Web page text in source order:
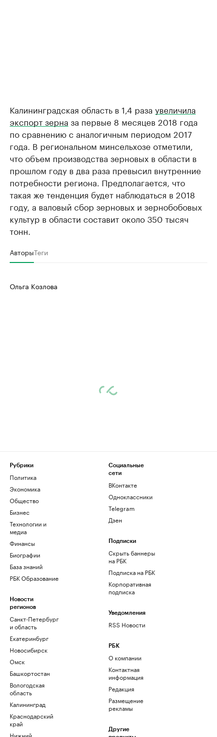
Калининградская область в 1,4 раза увеличила
экспорт зерна за первые 8 месяцев 2018 года
по сравнению с аналогичным периодом 2017
года. В региональном минсельхозе отметили,
что объем производства зерновых в области в
прошлом году в два раза превысил внутренние
потребности региона. Предполагается, что
такая же тенденция будет наблюдаться в 2018
году, а валовый сбор зерновых и зернобобовых
культур в области составит около 350 тысяч
тонн.
АвторыТеги
Ольга Козлова
Рубрики
Политика
Экономика
Общество
Бизнес
Технологии и
медиа
Финансы
Биографии
База знаний
РБК Образование
Новости
регионов
Санкт-Петербург
и область
Екатеринбург
Новосибирск
Омск
Башкортостан
Вологодская
область
Калининград
Краснодарский
край
Нижний
Социальные
сети
ВКонтакте
Одноклассники
Telegram
Дзен
Подписки
Скрыть баннеры
на РБК
Подписка на РБК
Корпоративная
подписка
Уведомления
RSS Новости
РБК
О компании
Контактная
информация
Редакция
Размещение
рекламы
Другие